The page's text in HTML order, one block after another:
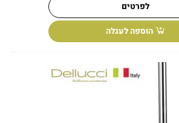
לפרטים
הוספה לעגלה